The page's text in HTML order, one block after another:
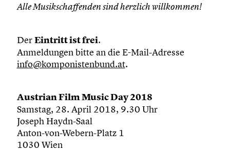
Alle Musikschaffenden sind herzlich willkommen!
DerEintritt ist frei.
Anmeldungen bitte an die E-Mail-Adresse
info@komponistenbund.at.
Austrian Film Music Day 2018
Samstag, 28. April 2018, 9.30 Uhr
Joseph Haydn-Saal
Anton-von-Webern-Platz 1
1030 Wien